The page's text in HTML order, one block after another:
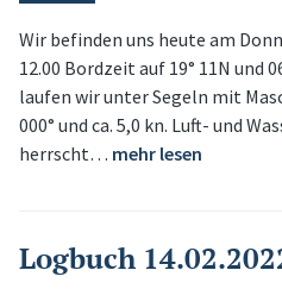
Wir befinden uns heute am
12.00 Bordzeit auf 19° 11N und
laufen wir unter Segeln mit
000° und ca. 5,0 kn. Luft- und
herrscht… mehr lesen
Logbuch